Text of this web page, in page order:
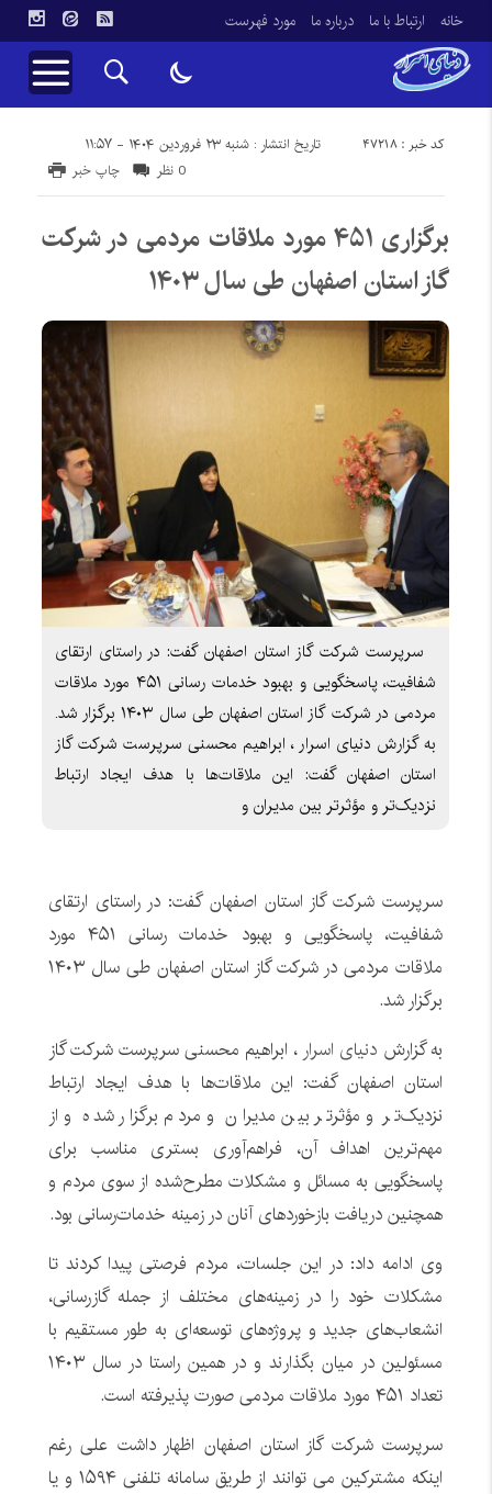
خانه ارتباط با ما درباره ما مورد فهرست
تاریخ انتشار : شنبه ۲۳ فروردین ۱۴۰۴ - ۱۱:۵۷ کد خبر : 47218
چاپ خبر 0 نظر
برگزاری ۴۵۱ مورد ملاقات مردمی در شرکت
گاز استان اصفهان طی سال ۱۴۰۳
سرپرست شرکت گاز استان اصفهان گفت: در راستای ارتقای
شفافیت، پاسخگویی و بهبود خدمات رسانی ۴۵۱ مورد ملاقات
مردمی در شرکت گاز استان اصفهان طی سال ۱۴۰۳ برگزار شد.
به گزارش دنیای اسرار ، ابراهیم محسنی سرپرست شرکت گاز
استان اصفهان گفت: این ملاقات‌ها با هدف ایجاد ارتباط
نزدیک‌تر و مؤثرتر بین مدیران و
سرپرست شرکت گاز استان اصفهان گفت: در راستای ارتقای
شفافیت، پاسخگویی و بهبود خدمات رسانی ۴۵۱ مورد
ملاقات مردمی در شرکت گاز استان اصفهان طی سال ۱۴۰۳
برگزار شد.
به گزارش دنیای اسرار ، ابراهیم محسنی سرپرست شرکت گاز
استان اصفهان گفت: این ملاقات‌ها با هدف ایجاد ارتباط
نزدیک‌تر و مؤثرتر بین مدیران و مردم برگزار شده و از
مهم‌ترین اهداف آن، فراهم‌آوری بستری مناسب برای
پاسخگویی به مسائل و مشکلات مطرح‌شده از سوی مردم و
همچنین دریافت بازخوردهای آنان در زمینه خدمات‌رسانی بود.
وی ادامه داد: در این جلسات، مردم فرصتی پیدا کردند تا
مشکلات خود را در زمینه‌های مختلف از جمله گازرسانی،
انشعاب‌های جدید و پروژه‌های توسعه‌ای به طور مستقیم با
مسئولین در میان بگذارند و در همین راستا در سال ۱۴۰۳
تعداد ۴۵۱ مورد ملاقات مردمی صورت پذیرفته است.
سرپرست شرکت گاز استان اصفهان اظهار داشت علی رغم
اینکه مشترکین می توانند از طریق سامانه تلفنی ۱۵۹۴ و یا